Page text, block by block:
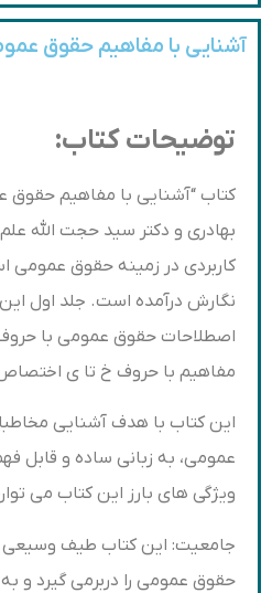
آشنایی با مفاهیم حقوق
توضیحات کتاب:
کتاب “آشنایی با مفاهیم حقوق
بهادری و دکتر سید حجت الله
کاربردی در زمینه حقوق عمومی
نگارش درآمده است. جلد اول
اصطلاحات حقوق عمومی با
مفاهیم با حروف خ تا ی اختصاص
این کتاب با هدف آشنایی
عمومی، به زبانی ساده و قابل
ویژگی های بارز این کتاب می
جامعیت: این کتاب طیف وسیعی
حقوق عمومی را دربرمی گیرد و